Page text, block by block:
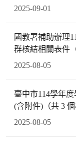
2025-09-01
國教署補助辦理
群核結相關表件
2025-08-05
臺中市114學年
(含附件)（共 3 個
2025-08-05